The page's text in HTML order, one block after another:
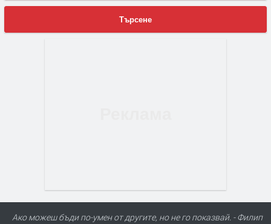
Търсене
Ако можеш бъди по-умен от другите, но не го показвай. - Филип